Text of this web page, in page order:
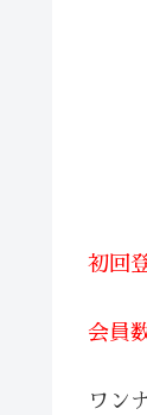
初回
会員
ワン